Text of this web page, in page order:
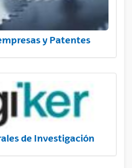
y Patentes
de Investigación